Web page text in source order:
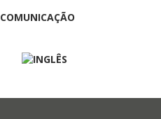
COMUNICAÇÃO